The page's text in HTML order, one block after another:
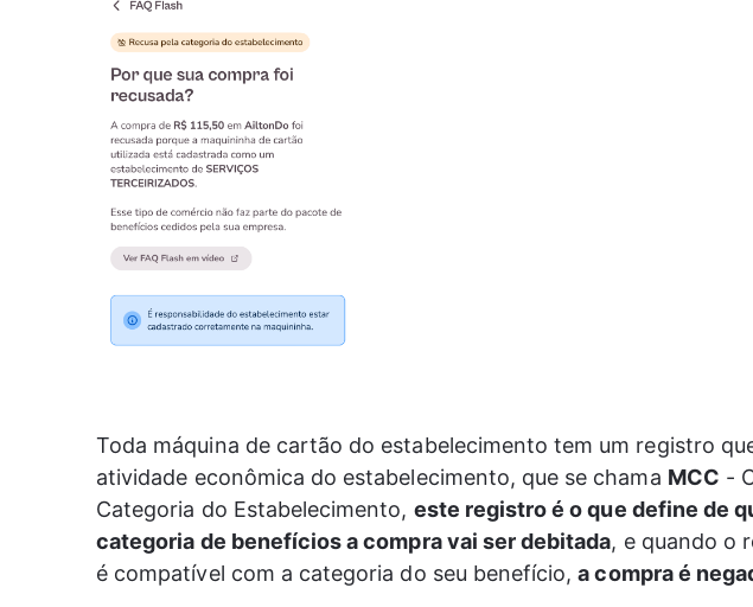
Toda máquina de cartão do estabelecimento tem um registro
atividade econômica do estabelecimento, que se chama MCC -
Categoria do Estabelecimento, este registro é o que define de
categoria de benefícios a compra vai ser debitada, e quando o
é compatível com a categoria do seu benefício, a compra é